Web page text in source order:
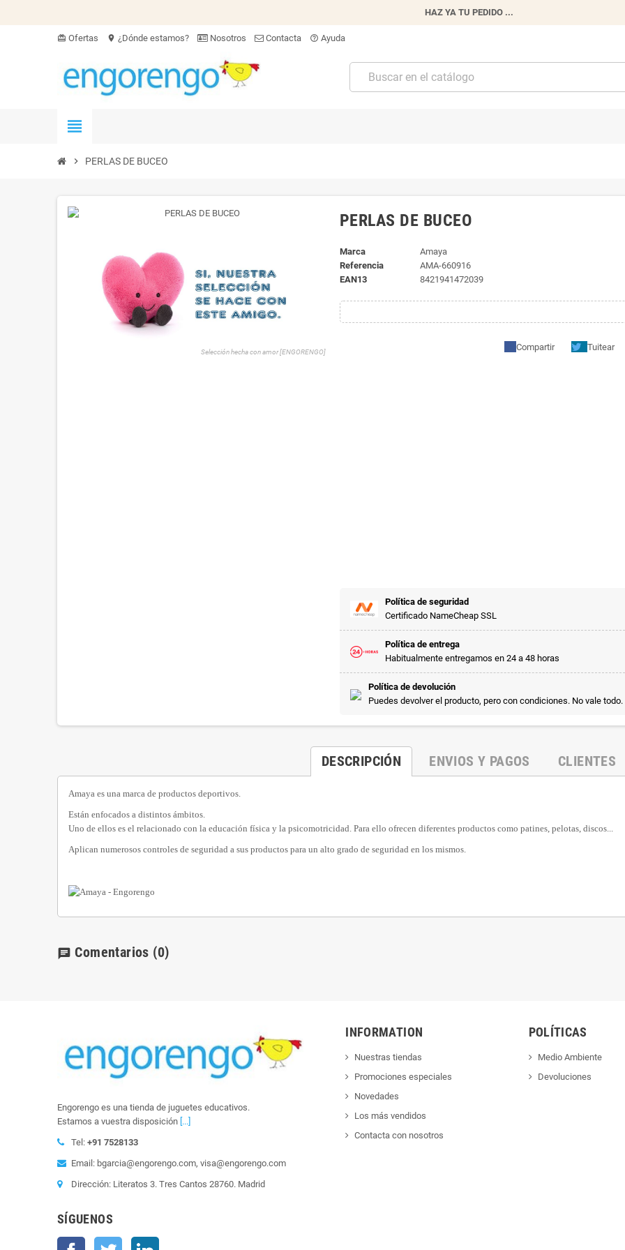
HAZ YA TU PEDIDO ...
card_giftcard Ofertas location_on ¿Dónde estamos? Nosotros Contacta help_outline Ayuda
view_headline
chevron_right PERLAS DE BUCEO
Selección hecha con amor [ENGORENGO]
PERLAS DE BUCEO
Marca
Amaya
Referencia
AMA-660916
EAN13
8421941472039
Compartir Tuitear
Política de seguridad
Certificado NameCheap SSL
Política de entrega
Habitualmente entregamos en 24 a 48 horas
Política de devolución
Puedes devolver el producto, pero con condiciones. No vale todo.
DESCRIPCIÓN ENVIOS Y PAGOS CLIENTES
Amaya es una marca de productos deportivos.
Están enfocados a distintos ámbitos.
Uno de ellos es el relacionado con la educación física y la psicomotricidad. Para ello ofrecen diferentes productos como patines, pelotas, discos...
Aplican numerosos controles de seguridad a sus productos para un alto grado de seguridad en los mismos.
chat Comentarios (0)
Engorengo es una tienda de juguetes educativos.
Estamos a vuestra disposición [...]
Tel: +91 7528133
Email: bgarcia@engorengo.com, visa@engorengo.com
Dirección: Literatos 3. Tres Cantos 28760. Madrid
SÍGUENOS
Facebook Twitter
INFORMATION
Nuestras tiendas
Promociones especiales
Novedades
Los más vendidos
Contacta con nosotros
POLÍTICAS
Medio Ambiente
Devoluciones